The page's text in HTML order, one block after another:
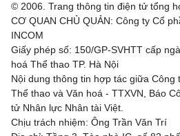
© 2006. Trang thông tin điện tử tổng
CƠ QUAN CHỦ QUẢN: Công ty Cổ
INCOM
Giấy phép số: 150/GP-SVHTT cấp
hoá Thể thao TP. Hà Nội
Nội dung thông tin hợp tác giữa Công
Thể thao và Văn hoá - TTXVN, Báo
tử Nhân lực Nhân tài Việt.
Chịu trách nhiệm: Ông Trần Văn Trí